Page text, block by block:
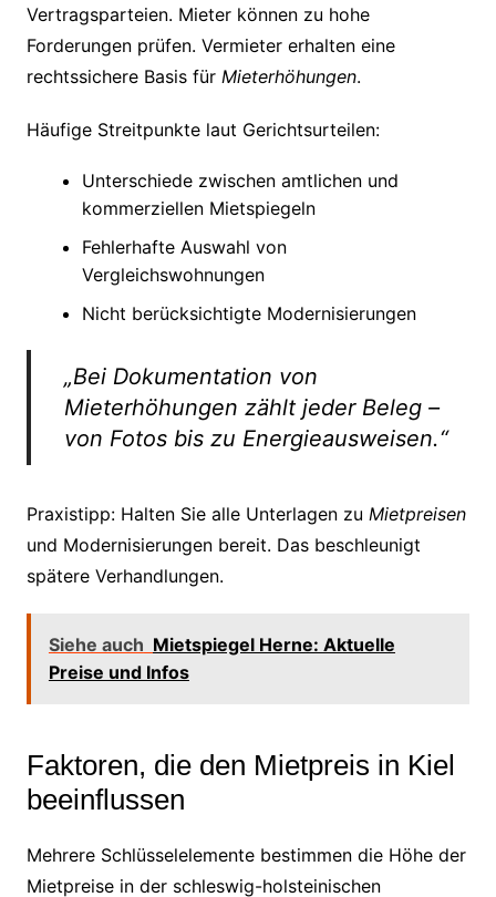
Vertragsparteien. Mieter können zu hohe
Forderungen prüfen. Vermieter erhalten eine
rechtssichere Basis für Mieterhöhungen.
Häufige Streitpunkte laut Gerichtsurteilen:
Unterschiede zwischen amtlichen und
kommerziellen Mietspiegeln
Fehlerhafte Auswahl von
Vergleichswohnungen
Nicht berücksichtigte Modernisierungen
„Bei Dokumentation von
Mieterhöhungen zählt jeder Beleg –
von Fotos bis zu Energieausweisen.“
Praxistipp: Halten Sie alle Unterlagen zu Mietpreisen
und Modernisierungen bereit. Das beschleunigt
spätere Verhandlungen.
Siehe auch Mietspiegel Herne: Aktuelle
Preise und Infos
Faktoren, die den Mietpreis in Kiel
beeinflussen
Mehrere Schlüsselelemente bestimmen die Höhe der
Mietpreise in der schleswig-holsteinischen